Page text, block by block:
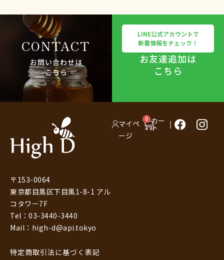
CONTACT
お問い合わせは
こちら
LINE公式アカウントで
新着情報をチェック！
お友達追加は
こちら
〒153-0064
東京都目黒区下目黒1-8-1 アル
コタワー7F
Tel：03-3440-3440
Mail：high-d@api.tokyo
特定商取引法に基づく表記
マイペ
ージ
0 カー
ト